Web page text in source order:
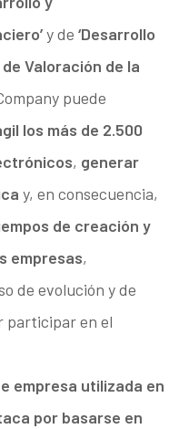
y de ‘Desarrollo
Valoración de la
puede
los más de 2.500
, generar
y, en consecuencia,
de creación y
empresas,
de evolución y de
participar en el
empresa utilizada en
por basarse en